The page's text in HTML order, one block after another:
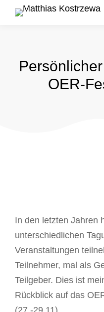
OER-
In den letzten Jahren
unterschiedlichen
Veranstaltungen
Teilnehmer, mal als
Teilgeber. Dies ist
Rückblick auf das
(27.-29.11)